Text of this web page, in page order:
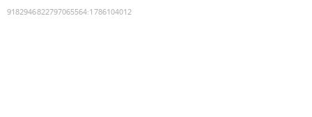
9182946822797065564:1786104012